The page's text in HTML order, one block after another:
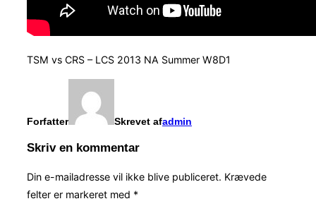
TSM vs CRS – LCS 2013 NA Summer W8D1
Forfatter Skrevet afadmin
Skriv en kommentar
Din e-mailadresse vil ikke blive publiceret. Krævede
felter er markeret med *